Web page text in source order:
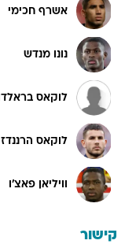
אשרף חכימי
נונו מנדש
לוקאס בראלדו
לוקאס הרננדז
וויליאן פאצ'ו
קישור